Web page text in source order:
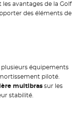
avantages de la Golf
des éléments de
plusieurs équipements
piloté.
multibras sur les
stabilité.